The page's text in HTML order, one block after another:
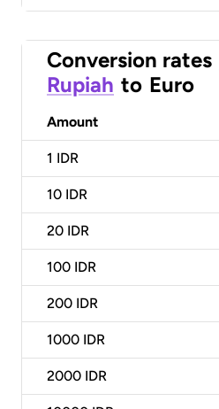
Conversion rates
Rupiah to Euro
Amount
1 IDR
10 IDR
20 IDR
100 IDR
200 IDR
1000 IDR
2000 IDR